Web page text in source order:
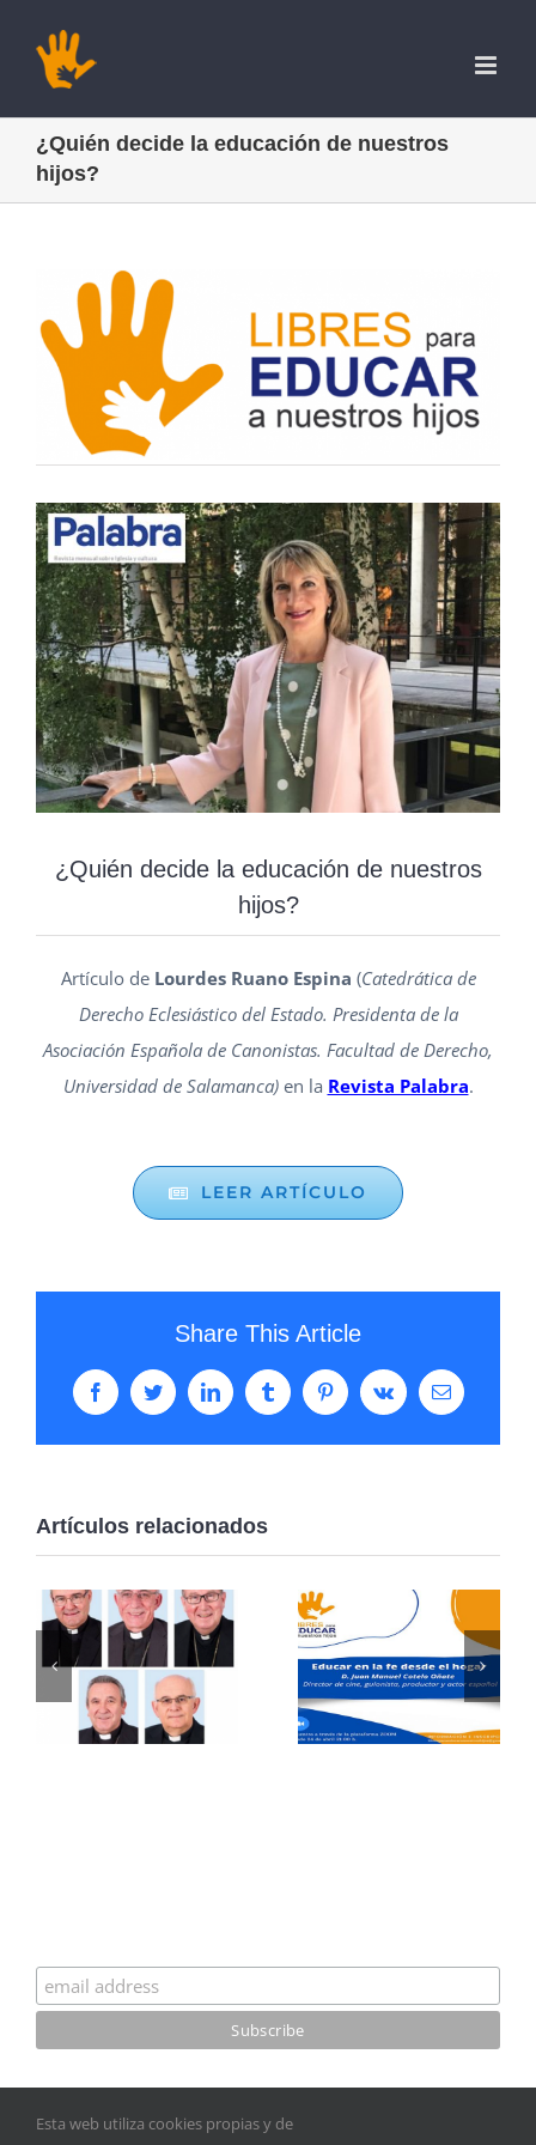
contenido
¿Quién decide la educación de nuestros
hijos?
¿Quién decide la educación de nuestros
hijos?
Artículo de Lourdes Ruano Espina (Catedrática de
Derecho Eclesiástico del Estado. Presidenta de la
Asociación Española de Canonistas. Facultad de Derecho,
Universidad de Salamanca) en la Revista Palabra.
LEER ARTÍCULO
Share This Article
FacebookTwitterLinkedInTumblrPinterestVk
Correo
electrónico
Artículos relacionados
Esta web utiliza cookies propias y de